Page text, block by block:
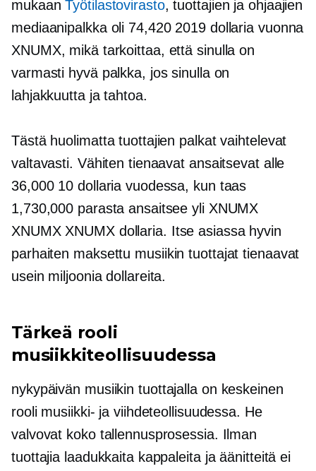
mukaanTyötilastovirasto, tuottajien ja ohjaajien
mediaanipalkka oli 74,420 2019 dollaria vuonna
XNUMX, mikä tarkoittaa, että sinulla on
varmasti hyvä palkka, jos sinulla on
lahjakkuutta ja tahtoa.
Tästä huolimatta tuottajien palkat vaihtelevat
valtavasti. Vähiten tienaavat ansaitsevat alle
36,000 10 dollaria vuodessa, kun taas
1,730,000 parasta ansaitsee yli XNUMX
XNUMX XNUMX dollaria. Itse asiassa hyvin
parhaiten maksettu musiikin tuottajat tienaavat
usein miljoonia dollareita.
Tärkeä rooli
musiikkiteollisuudessa
nykypäivän musiikin tuottajalla on keskeinen
rooli musiikki- ja viihdeteollisuudessa. He
valvovat koko tallennusprosessia. Ilman
tuottajia laadukkaita kappaleita ja äänitteitä ei